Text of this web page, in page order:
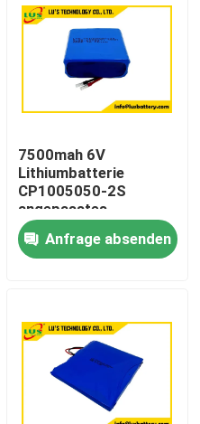
7500mah 6V
Lithiumbatterie
CP1005050-2S
angepasstes
Lithiumbatteriepaket
Anfrage absenden